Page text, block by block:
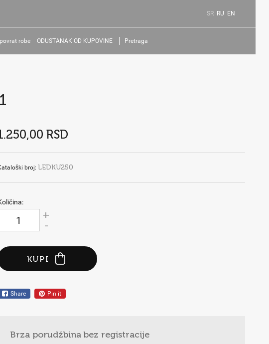
SR RU EN
robe ODUSTANAK OD KUPOVINE Pretraga
RSD
broj: LEDKU250
+
-
KUPI
Share Pin it
Brza porudžbina bez registracije